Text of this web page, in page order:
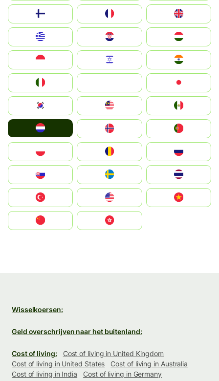
United Kingdom
Magyarország
South Korea
United States
中國香港特別行政區
Wisselkoersen:
Geld overschrijven naar het buitenland:
Cost of living:
Cost of living in United Kingdom
Cost of living in United States
Cost of living in Australia
Cost of living in India
Cost of living in Germany